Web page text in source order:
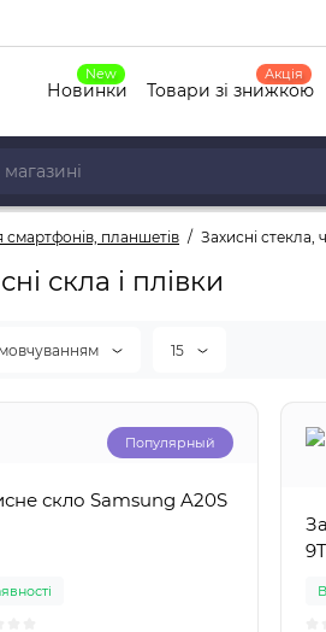
New
Новинки
Акція
Товари зі знижкою
смартфонів, планшетів Захисні стекла,
скла і плівки
15
Популярный
скло Samsung A20S
9T